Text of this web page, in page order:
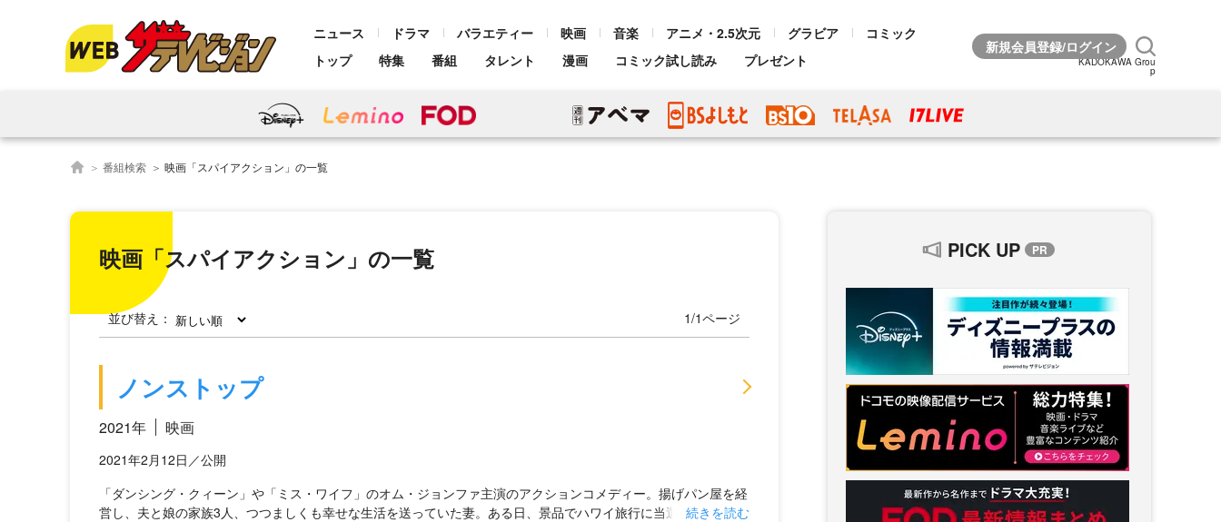
ニュース ドラマ バラエティー 映画 音楽 アニメ・2.5次元 グラビア
コミック
トップ
特集 番組 タレント 漫画 コミック試し読み プレゼント KADOKAWA Grou
p
番組検索 映画「スパイアクション」の一覧
映画「スパイアクション」の一覧
並び替え： 1/1ページ
ノンストップ
2021年 映画
2021年2月12日／公開
「ダンシング・クィーン」や「ミス・ワイフ」のオム・ジョンファ主演のアクションコメディー。揚げパン屋を経
営し、夫と娘の家族3人、つつましくも幸せな生活を送っていた妻。ある日、景品でハワイ旅行に当選した一...
続きを読む
PICK UP